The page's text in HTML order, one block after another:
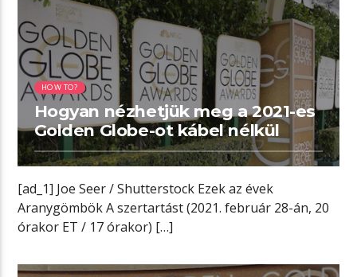
02:39 READ TIME
HOW TO?
Hogyan nézhetjük meg a 2021-es
Golden Globe-ot kábel nélkül
[ad_1] Joe Seer / Shutterstock Ezek az évek
Aranygömbök A szertartást (2021. február 28-án, 20
órakor ET / 17 órakor) […]